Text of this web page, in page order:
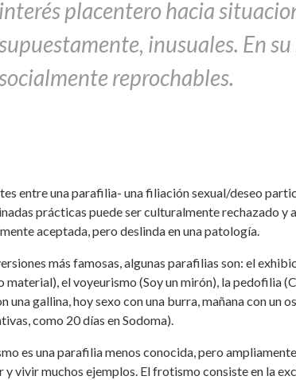
interés placentero hacia
inusuales. En
reprochables.
entre una parafilia- una filiación sexual/deseo
prácticas puede ser culturalmente rechazado
aceptada, pero deslinda en una patología.
más famosas, algunas parafilias son: el
material), el voyeurismo (Soy un mirón), la pedofilia
una gallina, hoy sexo con una burra, mañana con
como 20 días en Sodoma).
es una parafilia menos conocida, pero
y vivir muchos ejemplos. El frotismo consiste en la